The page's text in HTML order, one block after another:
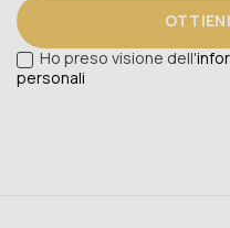
Ho preso visione dell'
personali